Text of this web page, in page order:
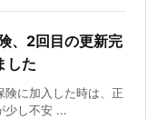
、2回目の更新完
した
に加入した時は、正
少し不安 ...